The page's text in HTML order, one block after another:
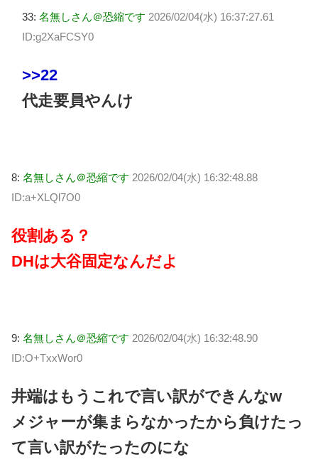
33: 名無しさん＠恐縮です 2026/02/04(水) 16:37:27.61
ID:g2XaFCSY0
>>22
代走要員やんけ
8: 名無しさん＠恐縮です 2026/02/04(水) 16:32:48.88
ID:a+XLQl7O0
役割ある？
DHは大谷固定なんだよ
9: 名無しさん＠恐縮です 2026/02/04(水) 16:32:48.90
ID:O+TxxWor0
井端はもうこれで言い訳ができんなw
メジャーが集まらなかったから負けたっ
て言い訳がたったのにな